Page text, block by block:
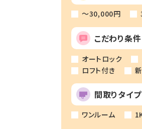
～30,000円
こだわり条件
オートロック
ロフト付き
間取りタイプ
ワンルーム